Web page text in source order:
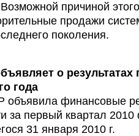
причиной
продажи
поколения.
о результатах
года
объявила финансовые
за первый квартал
31 января 2010 г.